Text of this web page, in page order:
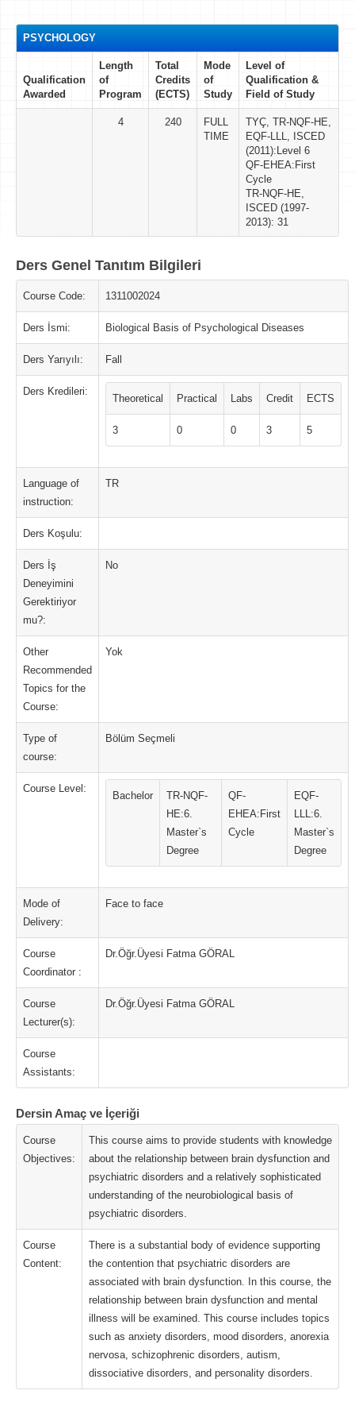
PSYCHOLOGY
Qualification
Awarded
Length
of
Program
Total
Credits
(ECTS)
Mode
of
Study
Level of
Qualification &
Field of Study
4 240
FULL
TIME
TYÇ, TR-NQF-HE,
EQF-LLL, ISCED
(2011):Level 6
QF-EHEA:First
Cycle
TR-NQF-HE,
ISCED (1997-
2013): 31
Ders Genel Tanıtım Bilgileri
Course Code: 1311002024
Ders İsmi: Biological Basis of Psychological Diseases
Ders Yarıyılı: Fall
Ders Kredileri:
Theoretical Practical Labs Credit ECTS
3 0 0 3 5
Language of
instruction:
TR
Ders Koşulu:
Ders İş
Deneyimini
Gerektiriyor
mu?:
No
Other
Recommended
Topics for the
Course:
Yok
Type of
course:
Bölüm Seçmeli
Course Level:
Bachelor
TR-NQF-
HE:6.
Master`s
Degree
QF-
EHEA:First
Cycle
EQF-
LLL:6.
Master`s
Degree
Mode of
Delivery:
Face to face
Course
Coordinator :
Dr.Öğr.Üyesi Fatma GÖRAL
Course
Lecturer(s):
Dr.Öğr.Üyesi Fatma GÖRAL
Course
Assistants:
Dersin Amaç ve İçeriği
Course
Objectives:
This course aims to provide students with knowledge
about the relationship between brain dysfunction and
psychiatric disorders and a relatively sophisticated
understanding of the neurobiological basis of
psychiatric disorders.
Course
Content:
There is a substantial body of evidence supporting
the contention that psychiatric disorders are
associated with brain dysfunction. In this course, the
relationship between brain dysfunction and mental
illness will be examined. This course includes topics
such as anxiety disorders, mood disorders, anorexia
nervosa, schizophrenic disorders, autism,
dissociative disorders, and personality disorders.